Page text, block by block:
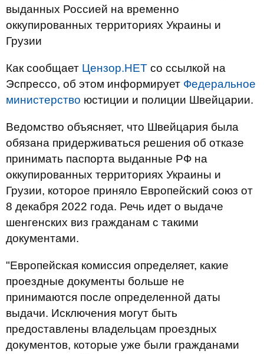
выданных Россией на временно
оккупированных территориях Украины и
Грузии
Как сообщает Цензор.НЕТ со ссылкой на
Эспрессо, об этом информирует Федеральное
министерство юстиции и полиции Швейцарии.
Ведомство объясняет, что Швейцария была
обязана придерживаться решения об отказе
принимать паспорта выданные РФ на
оккупированных территориях Украины и
Грузии, которое приняло Европейский союз от
8 декабря 2022 года. Речь идет о выдаче
шенгенских виз гражданам с такими
документами.
"Европейская комиссия определяет, какие
проездные документы больше не
принимаются после определенной даты
выдачи. Исключения могут быть
предоставлены владельцам проездных
документов, которые уже были гражданами